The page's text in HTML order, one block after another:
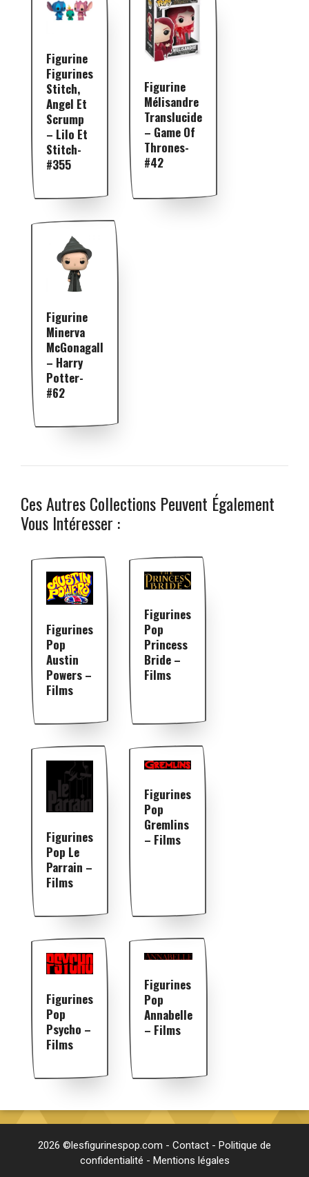
Figurine
Figurines
Stitch,
Angel Et
Scrump
– Lilo Et
Stitch-
#355
Figurine
Mélisandre
Translucide
– Game Of
Thrones-
#42
Figurine
Minerva
McGonagall
– Harry
Potter-
#62
Ces Autres Collections Peuvent Également
Vous Intéresser :
Figurines
Pop
Austin
Powers –
Films
Figurines
Pop
Princess
Bride –
Films
Figurines
Pop Le
Parrain –
Films
Figurines
Pop
Gremlins
– Films
Figurines
Pop
Psycho –
Films
Figurines
Pop
Annabelle
– Films
2026 ©lesfigurinespop.com - Contact - Politique de
confidentialité - Mentions légales